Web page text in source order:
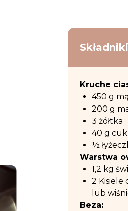
Składniki
Kruche
450 g
200 g
3 żółtka
40 g
½
Warstwa
1,2 kg
2 Kisiele
lub
Beza: